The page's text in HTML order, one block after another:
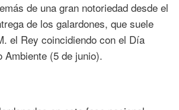
de una gran notoriedad desde el
de los galardones, que suele
el Rey coincidiendo con el Día
Ambiente (5 de junio).